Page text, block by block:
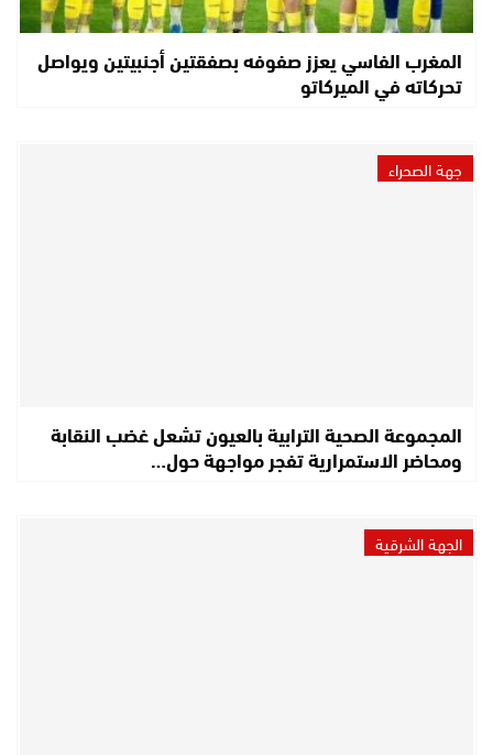
المغرب الفاسي يعزز صفوفه بصفقتين أجنبيتين ويواصل
تحركاته في الميركاتو
جهة الصحراء
المجموعة الصحية الترابية بالعيون تشعل غضب النقابة
ومحاضر الاستمرارية تفجر مواجهة حول…
الجهة الشرقية